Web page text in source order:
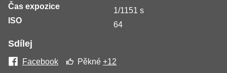
Čas expozice
1/1151 s
ISO
64
Sdílej
Facebook Pěkné+12